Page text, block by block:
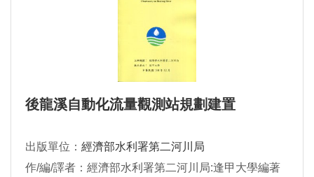
後龍溪自動化流量觀測站規劃建置
出版單位： 經濟部水利署第二河川局
作/編/譯者：經濟部水利署第二河川局:逢甲大學編著